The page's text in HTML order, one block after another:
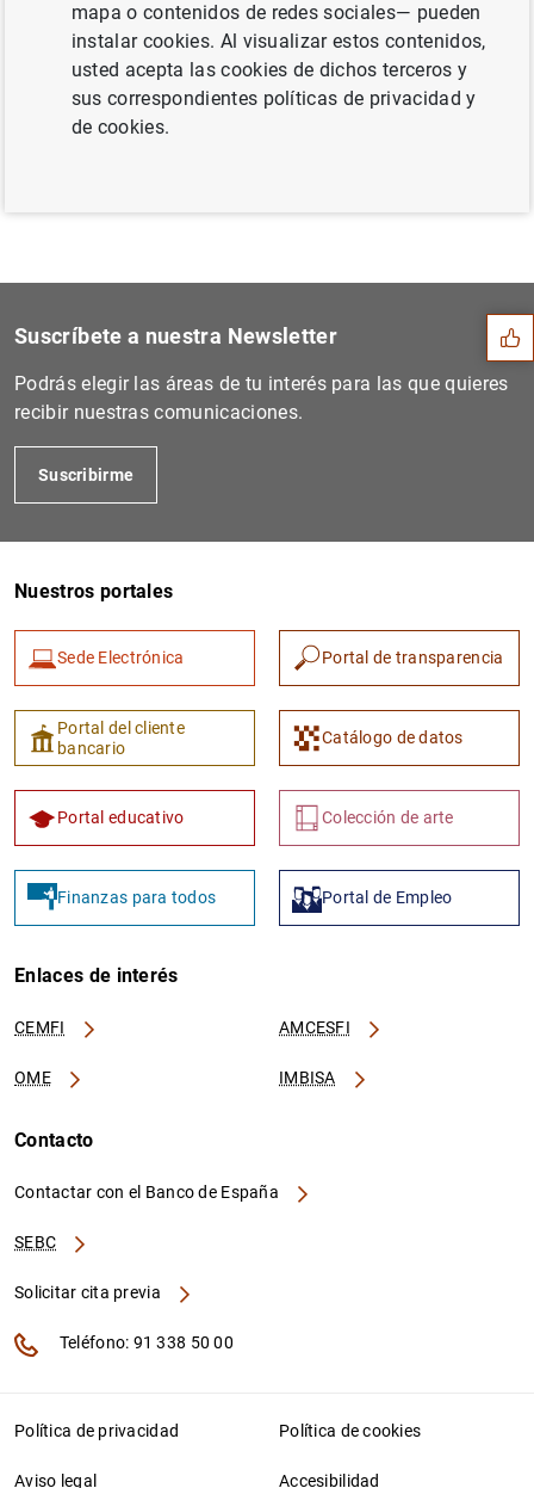
Anterior
Siguiente
Balanza de Pagos en julio d...
Sugerencias
1 2
Suscríbete a nuestra Newsletter
Podrás elegir las áreas de tu interés para las que quieres
recibir nuestras comunicaciones.
Suscribirme
Nuestros portales
Sede Electrónica Portal de transparencia
Portal del cliente
bancario
Catálogo de datos
Portal educativo Colección de arte
Finanzas para todos Portal de Empleo
Enlaces de interés
CEMFI AMCESFI
OME IMBISA
Contacto
Contactar con el Banco de España
SEBC
Solicitar cita previa
Teléfono: 91 338 50 00
Política de privacidad Política de cookies
Aviso legal Accesibilidad
mapa o contenidos de redes sociales— pueden
instalar cookies. Al visualizar estos contenidos,
usted acepta las cookies de dichos terceros y
sus correspondientes políticas de privacidad y
de cookies.